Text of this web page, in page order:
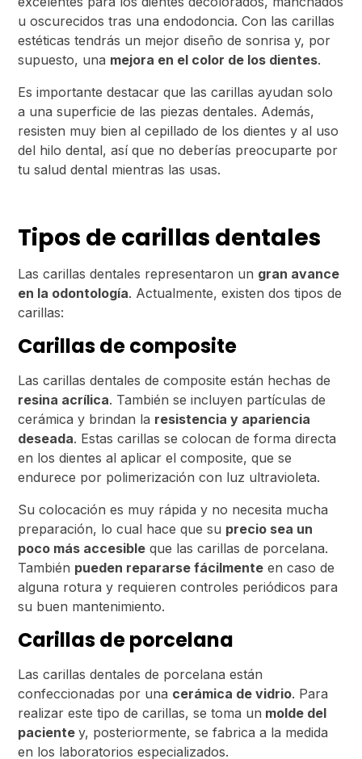
u oscurecidos tras una endodoncia. Con las carillas
estéticas tendrás un mejor diseño de sonrisa y, por
supuesto, una mejora en el color de los dientes.
Es importante destacar que las carillas ayudan solo
a una superficie de las piezas dentales. Además,
resisten muy bien al cepillado de los dientes y al uso
del hilo dental, así que no deberías preocuparte por
tu salud dental mientras las usas.
Tipos de carillas dentales
Las carillas dentales representaron un gran avance
en la odontología. Actualmente, existen dos tipos de
carillas:
Carillas de composite
Las carillas dentales de composite están hechas de
resina acrílica. También se incluyen partículas de
cerámica y brindan la resistencia y apariencia
deseada. Estas carillas se colocan de forma directa
en los dientes al aplicar el composite, que se
endurece por polimerización con luz ultravioleta.
Su colocación es muy rápida y no necesita mucha
preparación, lo cual hace que su precio sea un
poco más accesible que las carillas de porcelana.
También pueden repararse fácilmente en caso de
alguna rotura y requieren controles periódicos para
su buen mantenimiento.
Carillas de porcelana
Las carillas dentales de porcelana están
confeccionadas por una cerámica de vidrio. Para
realizar este tipo de carillas, se toma un molde del
pacientey, posteriormente, se fabrica a la medida
en los laboratorios especializados.